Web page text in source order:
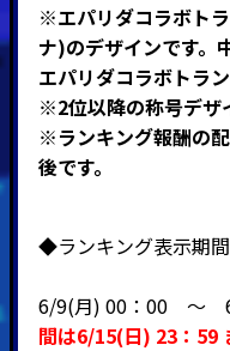
※エパリダコラボトラ
ナ)のデザインです。
エパリダコラボトラン
※2位以降の称号デザ
※ランキング報酬の
後です。
◆ランキング表示期間
6/9(月) 00：00 ～
間は6/15(日) 23：59